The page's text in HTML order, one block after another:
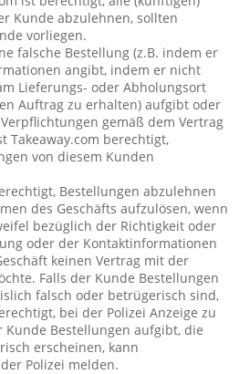
Kunde abzulehnen, sollten
vorliegen.
falsche Bestellung (z.B. indem er
angibt, indem er nicht
Lieferungs- oder Abholungsort
Auftrag zu erhalten) aufgibt oder
gemäß dem Vertrag
Takeaway.com berechtigt,
von diesem Kunden
Bestellungen abzulehnen
des Geschäfts aufzulösen, wenn
bezüglich der Richtigkeit oder
oder der Kontaktinformationen
keinen Vertrag mit der
Falls der Kunde Bestellungen
falsch oder betrügerisch sind,
bei der Polizei Anzeige zu
Kunde Bestellungen aufgibt, die
erscheinen, kann
Polizei melden.